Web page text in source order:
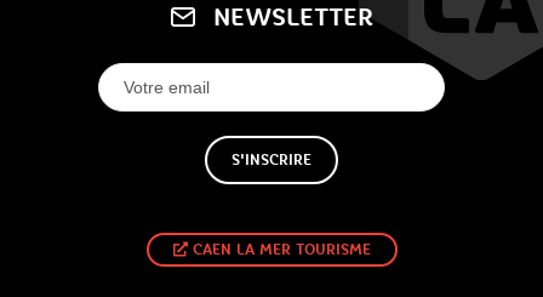
NEWSLETTER
S'INSCRIRE
CAEN LA MER TOURISME